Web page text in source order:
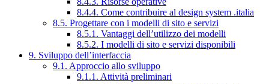
8.4.4. Come contribuire al design system .italia
8.5. Progettare con i modelli di sito e servizi
8.5.1. Vantaggi dell’utilizzo dei modelli
8.5.2. I modelli di sito e servizi disponibili
9. Sviluppo dell’interfaccia
9.1. Approccio allo sviluppo
9.1.1. Attività preliminari